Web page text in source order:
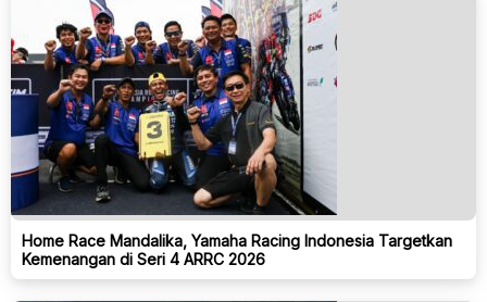
Home Race Mandalika, Yamaha Racing Indonesia Targetkan
Kemenangan di Seri 4 ARRC 2026